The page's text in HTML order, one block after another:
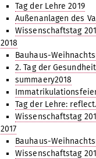
Tag der Lehre 2019
Außenanlagen des
Wissenschaftstag
2018
Bauhaus-
2. Tag der Gesundheit
summaery2018
Tag der Lehre:
Wissenschaftstag
2017
Bauhaus-
Wissenschaftstag